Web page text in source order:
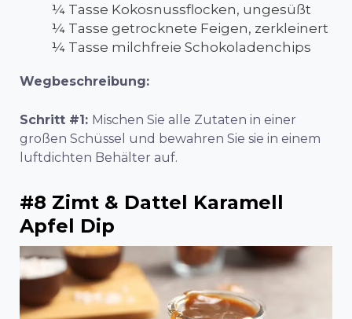
¼ Tasse Kokosnussflocken, ungesüßt
¼ Tasse getrocknete Feigen, zerkleinert
¼ Tasse milchfreie Schokoladenchips
Wegbeschreibung:
Schritt #1: Mischen Sie alle Zutaten in einer
großen Schüssel und bewahren Sie sie in einem
luftdichten Behälter auf.
#8 Zimt & Dattel Karamell
Apfel Dip